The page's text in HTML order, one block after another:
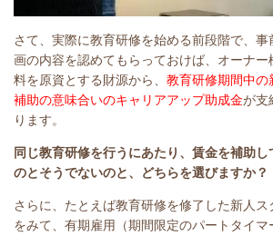
さて、実際に教育研修を始める前段階で、
画の内容を認めてもらっておけば、オーナ
料を原資とする財源から、 教育研修期間中の
補助の意味合いのキャリアアップ助成金が支
ります。
同じ教育研修を行うにあたり、賃金を補助し
のとそうでないのと、どちらを選びますか？
さらに、たとえば教育研修を修了した新人ス
をみて、有期雇用（期間限定のパートタイマ